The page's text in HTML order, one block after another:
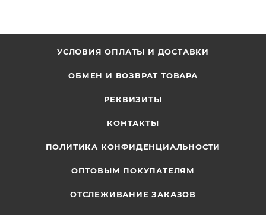
УСЛОВИЯ ОПЛАТЫ И ДОСТАВКИ
ОБМЕН И ВОЗВРАТ ТОВАРА
РЕКВИЗИТЫ
КОНТАКТЫ
ПОЛИТИКА КОНФИДЕНЦИАЛЬНОСТИ
ОПТОВЫМ ПОКУПАТЕЛЯМ
ОТСЛЕЖИВАНИЕ ЗАКАЗОВ